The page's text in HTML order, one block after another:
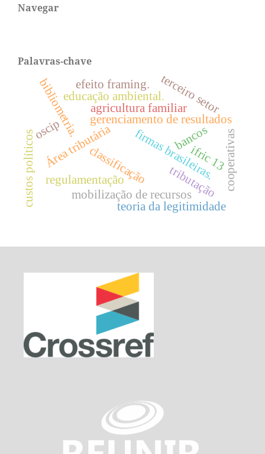
Navegar
Palavras-chave
classificação
Área tributária
tributação
gerenciamento de resultados
firmas brasileiras.
agricultura familiar
bibliometria. bancos
regulamentação
mobilização de recursos
terceiro setor
oscip
educação ambiental.
teoria da legitimidade
custos políticos ifric 13cooperativas
efeito framing.